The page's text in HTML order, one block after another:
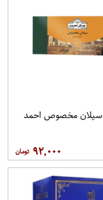
مخصوص احمد
۹۲,۰۰۰